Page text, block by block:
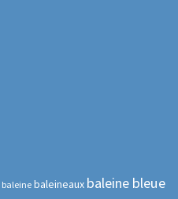
baleine baleineaux baleine bleue